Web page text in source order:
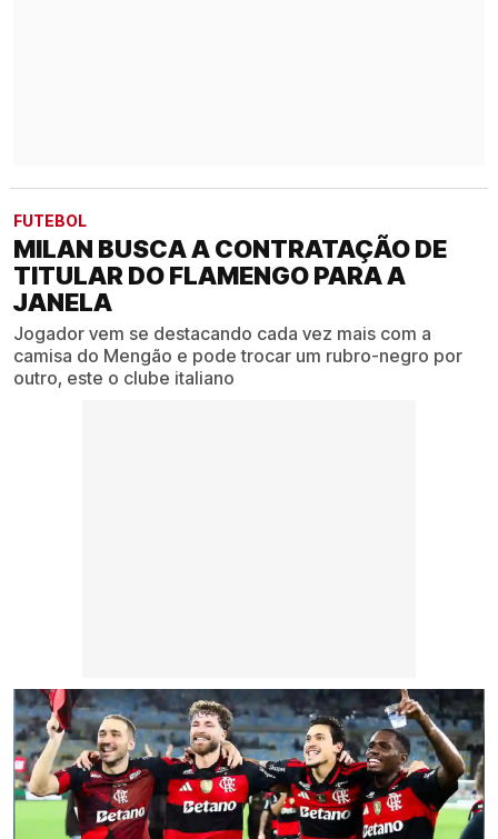
FUTEBOL
MILAN BUSCA A CONTRATAÇÃO DE
TITULAR DO FLAMENGO PARA A
JANELA
Jogador vem se destacando cada vez mais com a
camisa do Mengão e pode trocar um rubro-negro por
outro, este o clube italiano